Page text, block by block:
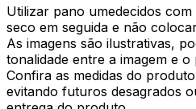
Utilizar pano umedecidos
seco em seguida e não
As imagens são ilustrativas,
tonalidade entre a imagem e
Confira as medidas do
evitando futuros desagrados